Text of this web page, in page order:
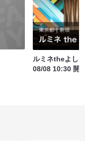
ルミネtheよし
08/08 10:30 開